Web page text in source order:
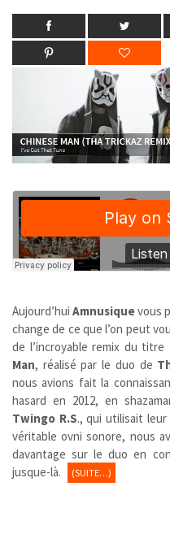
Aujourd’hui Amnusiquevous
change de ce que l’on peut
de l’incroyable remix du titre
Man, réalisé par le duo de
nous avions fait la
hasard en 2012, en
Twingo R.S., qui utilisait
véritable ovni sonore, nous
davantage sur le duo en
jusque-là.
(SUITE…)